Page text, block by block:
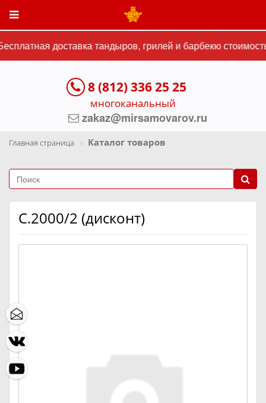
доставка тандыров, грилей и барбекю
8 (812) 336 25 25
многоканальный
zakaz@mirsamovarov.ru
Главная страница Каталог товаров
C.2000/2 (дисконт)